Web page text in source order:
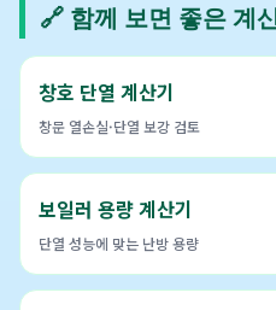
🔗 함께 보면 좋은 계
창호 단열 계산기
창문 열손실·단열 보강 검토
보일러 용량 계산기
단열 성능에 맞는 난방 용량